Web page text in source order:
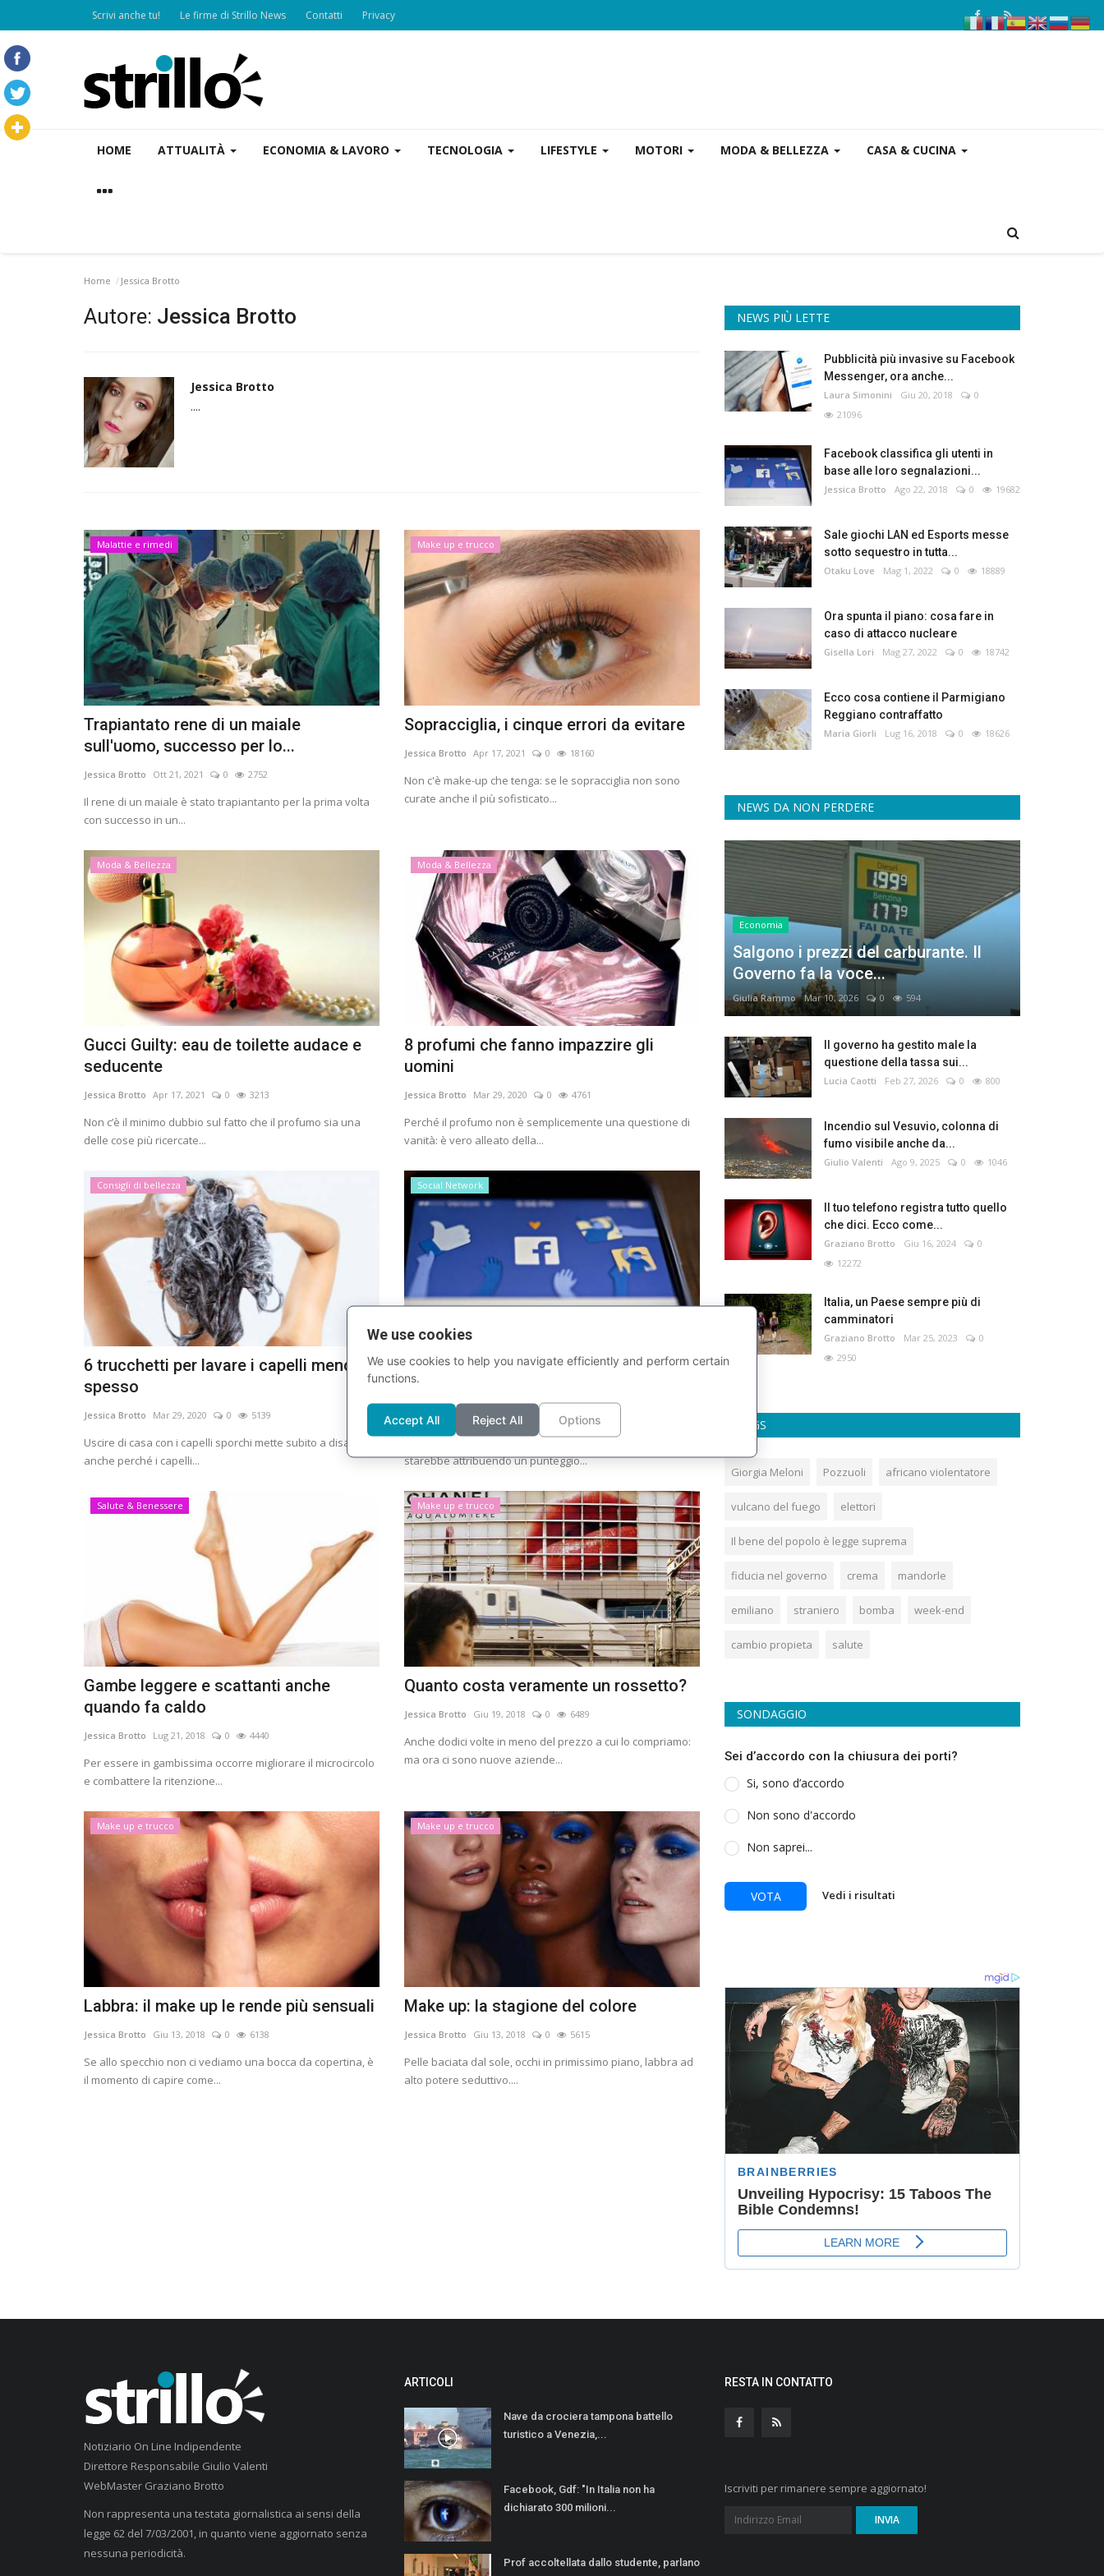
Scrivi anche tu! Le firme di Strillo News Contatti Privacy
HOME ATTUALITÀ ECONOMIA & LAVORO TECNOLOGIA LIFESTYLE MOTORI MODA & BELLEZZA CASA & CUCINA
Home Jessica Brotto
Autore: Jessica Brotto
Jessica Brotto
....
Malattie e rimedi
Trapiantato rene di un maiale
sull'uomo, successo per lo...
Jessica Brotto Ott 21, 2021 0 2752
Il rene di un maiale è stato trapiantanto per la prima volta
con successo in un...
Make up e trucco
Sopracciglia, i cinque errori da evitare
Jessica Brotto Apr 17, 2021 0 18160
Non c'è make-up che tenga: se le sopracciglia non sono
curate anche il più sofisticato...
Moda & Bellezza
Gucci Guilty: eau de toilette audace e
seducente
Jessica Brotto Apr 17, 2021 0 3213
Non c’è il minimo dubbio sul fatto che il profumo sia una
delle cose più ricercate...
Moda & Bellezza
8 profumi che fanno impazzire gli
uomini
Jessica Brotto Mar 29, 2020 0 4761
Perché il profumo non è semplicemente una questione di
vanità: è vero alleato della...
Consigli di bellezza
6 trucchetti per lavare i capelli meno
spesso
Jessica Brotto Mar 29, 2020 0 5139
Uscire di casa con i capelli sporchi mette subito a disagio,
anche perché i capelli...
Social Network
Facebook classifica gli utenti in base
alle loro segnalazioni...
Jessica Brotto Ago 22, 2018 19682
Secondo quanto riportato dal Washington Post, Facebook
starebbe attribuendo un punteggio...
Salute & Benessere
Gambe leggere e scattanti anche
quando fa caldo
Jessica Brotto Lug 21, 2018 0 4440
Per essere in gambissima occorre migliorare il microcircolo
e combattere la ritenzione...
Make up e trucco
Quanto costa veramente un rossetto?
Jessica Brotto Giu 19, 2018 0 6489
Anche dodici volte in meno del prezzo a cui lo compriamo:
ma ora ci sono nuove aziende...
Make up e trucco
Labbra: il make up le rende più sensuali
Jessica Brotto Giu 13, 2018 0 6138
Se allo specchio non ci vediamo una bocca da copertina, è
il momento di capire come...
Make up e trucco
Make up: la stagione del colore
Jessica Brotto Giu 13, 2018 0 5615
Pelle baciata dal sole, occhi in primissimo piano, labbra ad
alto potere seduttivo....
NEWS PIÙ LETTE
Pubblicità più invasive su Facebook
Messenger, ora anche...
Laura Simonini Giu 20, 2018
0
21096
Facebook classifica gli utenti in
base alle loro segnalazioni...
Jessica Brotto Ago 22, 2018 0 19682
Sale giochi LAN ed Esports messe
sotto sequestro in tutta...
Otaku Love Mag 1, 2022 0 18889
Ora spunta il piano: cosa fare in
caso di attacco nucleare
Gisella Lori Mag 27, 2022 0 18742
Ecco cosa contiene il Parmigiano
Reggiano contraffatto
Maria Giorli Lug 16, 2018 0 18626
NEWS DA NON PERDERE
Economia
Salgono i prezzi del carburante. Il
Governo fa la voce...
Giulia Rammo Mar 10, 2026 0 594
Il governo ha gestito male la
questione della tassa sui...
Lucia Caotti Feb 27, 2026 0 800
Incendio sul Vesuvio, colonna di
fumo visibile anche da...
Giulio Valenti Ago 9, 2025 0 1046
Il tuo telefono registra tutto quello
che dici. Ecco come...
Graziano Brotto Giu 16, 2024
0
12272
Italia, un Paese sempre più di
camminatori
Graziano Brotto Mar 25, 2023
0
2950
TAGS
Giorgia Meloni Pozzuoli africano violentatore
vulcano del fuego elettori
Il bene del popolo è legge suprema
fiducia nel governo crema mandorle
emiliano straniero bomba week-end
cambio propieta salute
SONDAGGIO
Sei d’accordo con la chiusura dei porti?
Si, sono d’accordo
Non sono d'accordo
Non saprei...
VOTA Vedi i risultati
Notiziario On Line Indipendente
Direttore Responsabile Giulio Valenti
WebMaster Graziano Brotto
Non rappresenta una testata giornalistica ai sensi della
legge 62 del 7/03/2001, in quanto viene aggiornato senza
nessuna periodicità.
ARTICOLI
Nave da crociera tampona battello
turistico a Venezia,...
Facebook, Gdf: "In Italia non ha
dichiarato 300 milioni...
Prof accoltellata dallo studente, parlano
RESTA IN CONTATTO
Iscriviti per rimanere sempre aggiornato!
We use cookies
We use cookies to help you navigate efficiently and perform certain
functions.
Accept All Reject All Options